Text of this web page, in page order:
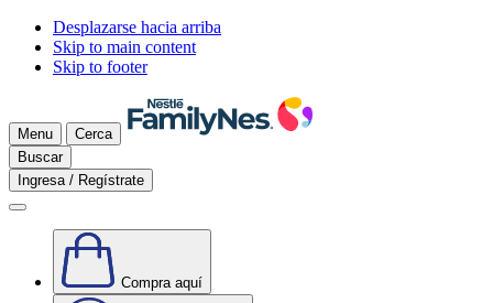
Desplazarse hacia arriba
Skip to main content
Skip to footer
Menu
Cerca
Buscar
Ingresa / Regístrate
Compra aquí